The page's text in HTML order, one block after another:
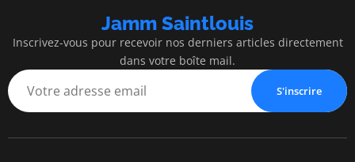
Jamm Saintlouis
Inscrivez-vous pour recevoir nos derniers articles directement
dans votre boîte mail.
S'inscrire